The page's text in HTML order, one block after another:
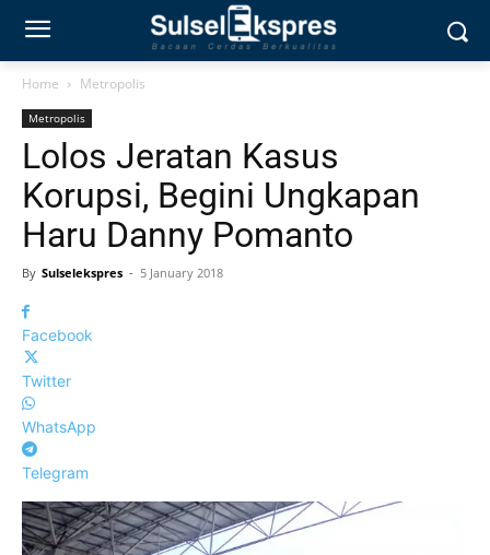
Home Metropolis
Metropolis
Lolos Jeratan Kasus
Korupsi, Begini Ungkapan
Haru Danny Pomanto
By Sulselekspres - 5 January 2018
Facebook
Twitter
WhatsApp
Telegram